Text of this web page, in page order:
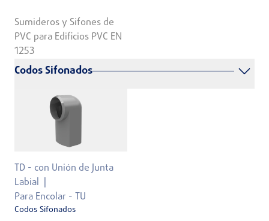
Sumideros y Sifones de
PVC para Edificios PVC EN
1253
Codos Sifonados
TD - con Unión de Junta
Labial
Para Encolar - TU
Codos Sifonados